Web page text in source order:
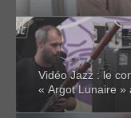
Vidéo Jazz : le
« Argot Lunaire »